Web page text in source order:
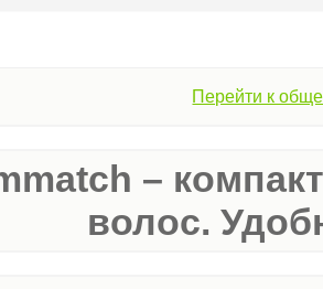
Перейти к
–
волос.